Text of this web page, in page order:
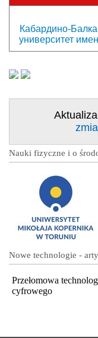
Кабардино-
университет
Nauki fizyczne i o
Nowe technologie -
Przełomowa
cyfrowego